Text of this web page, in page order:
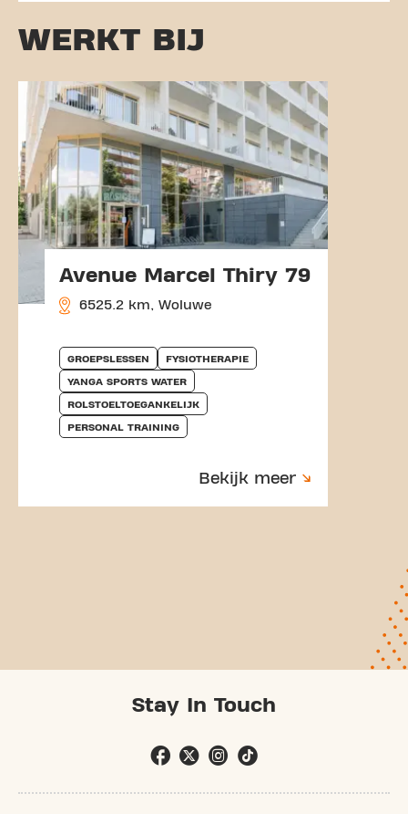
WERKT BIJ
Avenue Marcel Thiry 79
6525.2 km, Woluwe
GROEPSLESSEN FYSIOTHERAPIE
YANGA SPORTS WATER
ROLSTOELTOEGANKELIJK
PERSONAL TRAINING
Bekijk meer
Stay In Touch